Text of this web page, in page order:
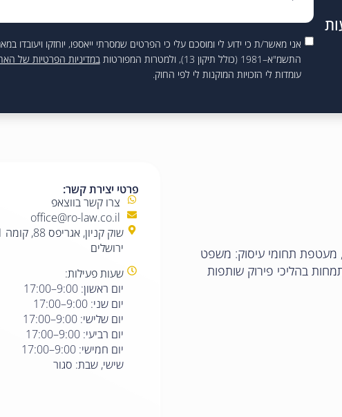
אני מאשר/ת כי ידוע לי ומוסכם עלי כי הפרטים שמסרתי ייאספו, יוחזקו
התשמ"א–1981 (כולל תיקון 13), ולמטרות המפורטות
במדיניות הפרטיות של
עומדות לי הזכויות המוקנות לי לפי החוק.
מעטפת תחומי עיסוק: משפט
בהליכי פירוק שותפות
פרטי יצירת קשר:
צרו קשר בווצאפ
office@ro-law.co.il
ירושלים
שעות פעילות:
יום ראשון: 9:00–17:00
יום שני: 9:00–17:00
יום שלישי: 9:00–17:00
יום רביעי: 9:00–17:00
יום חמישי: 9:00–17:00
שישי, שבת: סגור